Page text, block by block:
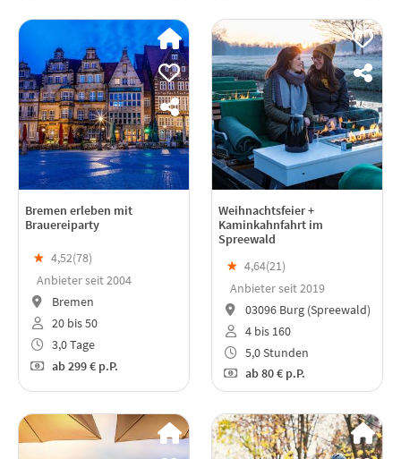
Bremen erleben mit
Brauereiparty
★ 4,52(78)
Anbieter seit 2004
Bremen
20 bis 50
3,0 Tage
ab299 € p.P.
Weihnachtsfeier +
Kaminkahnfahrt im
Spreewald
★ 4,64(21)
Anbieter seit 2019
03096 Burg (Spreewald)
4 bis 160
5,0 Stunden
ab80 € p.P.